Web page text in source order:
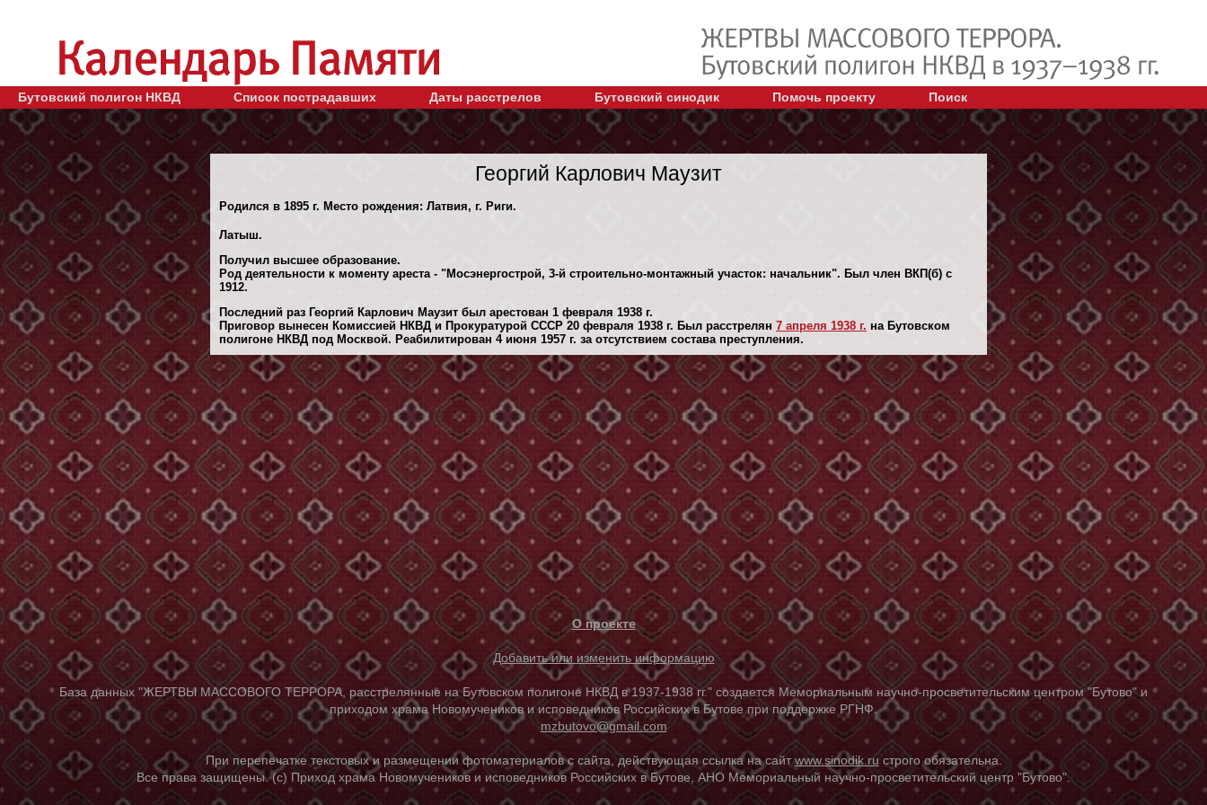
Бутовский полигон НКВД Список пострадавших Даты расстрелов Бутовский синодик Помочь проекту Поиск
Георгий Карлович Маузит
Родился в 1895 г. Место рождения: Латвия, г. Риги.
Латыш.
Получил высшее образование.
Род деятельности к моменту ареста - "Мосэнергострой, 3-й строительно-монтажный участок: начальник". Был член ВКП(б) с
1912.
Последний раз Георгий Карлович Маузит был арестован 1 февраля 1938 г.
Приговор вынесен Комиссией НКВД и Прокуратурой СССР 20 февраля 1938 г. Был расстрелян 7 апреля 1938 г. на Бутовском
полигоне НКВД под Москвой. Реабилитирован 4 июня 1957 г. за отсутствием состава преступления.
О проекте
Добавить или изменить информацию
База данных "ЖЕРТВЫ МАССОВОГО ТЕРРОРА, расстрелянные на Бутовском полигоне НКВД в 1937-1938 гг." создается Мемориальным научно-просветительским центром "Бутово" и
приходом храма Новомучеников и исповедников Российских в Бутове при поддержке РГНФ.
mzbutovo@gmail.com
При перепечатке текстовых и размещении фотоматериалов с сайта, действующая ссылка на сайтwww.sinodik.ru строго обязательна.
Все права защищены. (с) Приход храма Новомучеников и исповедников Российских в Бутове, АНО Мемориальный научно-просветительский центр "Бутово".